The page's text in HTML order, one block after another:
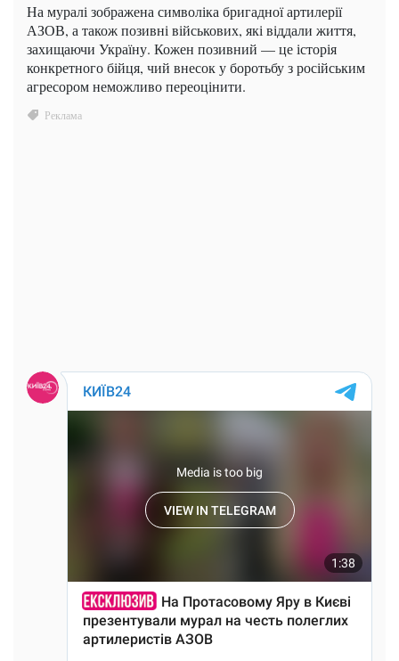
На муралі зображена символіка бригадної артилерії
АЗОВ, а також позивні військових, які віддали життя,
захищаючи Україну. Кожен позивний — це історія
конкретного бійця, чий внесок у боротьбу з російським
агресором неможливо переоцінити.